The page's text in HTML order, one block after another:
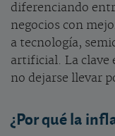
diferenciando
negocios con
a tecnología,
artificial. La clave
no dejarse llevar
¿Por qué la